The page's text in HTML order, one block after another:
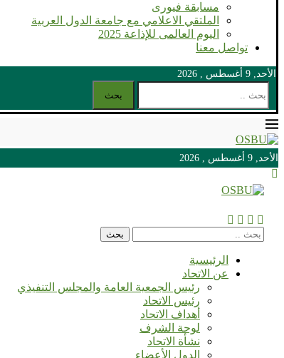
مسابقة فيورى
الملتقي الاعلامي مع جامعة الدول العربية
اليوم العالمى للإذاعة 2025
تواصل معنا
الأحد, 9 أغسطس , 2026
بحث
الأحد, 9 أغسطس , 2026
بحث
الرئيسية
عن الاتحاد
رئيس الجمعية العامة والمجلس التنفيذي
رئيس الاتحاد
أهداف الاتحاد
لوحة الشرف
نشأة الاتحاد
الدول الأعضاء